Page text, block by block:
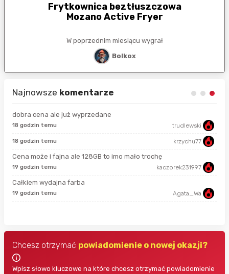
Frytkownica beztłuszczowa
Mozano Active Fryer
W poprzednim miesiącu wygrał
Bolkox
Najnowsze komentarze
dobra cena ale już wyprzedane
18 godzin temu trudlewski
18 godzin temu krzychu77
Cena może i fajna ale 128GB to imo mało trochę
19 godzin temu kaczorek231997
Całkiem wydajna farba
19 godzin temu Agata_Wa
Chcesz otrzymać powiadomienie o nowej okazji?
Wpisz słowo kluczowe na które chcesz otrzymać powiadomienie